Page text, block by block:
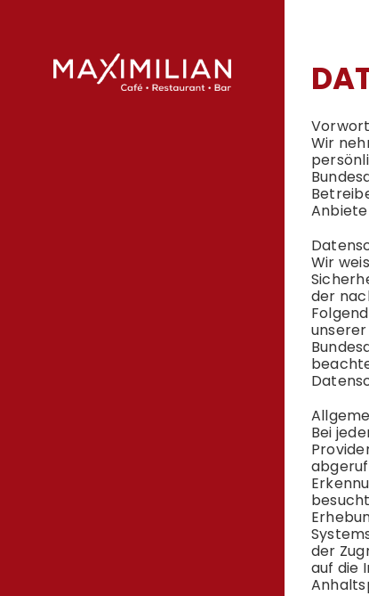
Vorwort
Wir
Bundes
Wir
der
Bundes
Bei
der
auf die